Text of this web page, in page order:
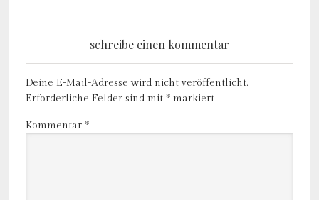
schreibe einen kommentar
Deine E-Mail-Adresse wird nicht veröffentlicht.
Erforderliche Felder sind mit *markiert
Kommentar *